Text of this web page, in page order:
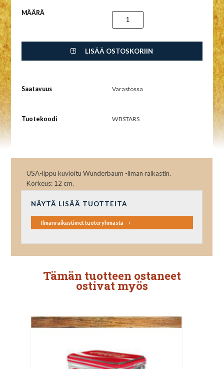
MÄÄRÄ
LISÄÄ OSTOSKORIIN
Saatavuus Varastossa
Tuotekoodi WBSTARS
USA-lippu kuvioitu Wunderbaum -ilman raikastin.
Korkeus: 12 cm.
NÄYTÄ LISÄÄ TUOTTEITA
Ilmanraikastimet tuoteryhmästä
Tämän tuotteen ostaneet
ostivat myös